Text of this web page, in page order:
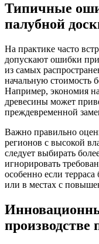
Типичные
палубной
На практике часто
допускают ошибки
из самых
начальную стоимость
Например, экономия
древесины может
преждевременной
Важно правильно
регионов с высокой
следует выбирать
игнорировать
особенно если терраса
или в местах с
производстве